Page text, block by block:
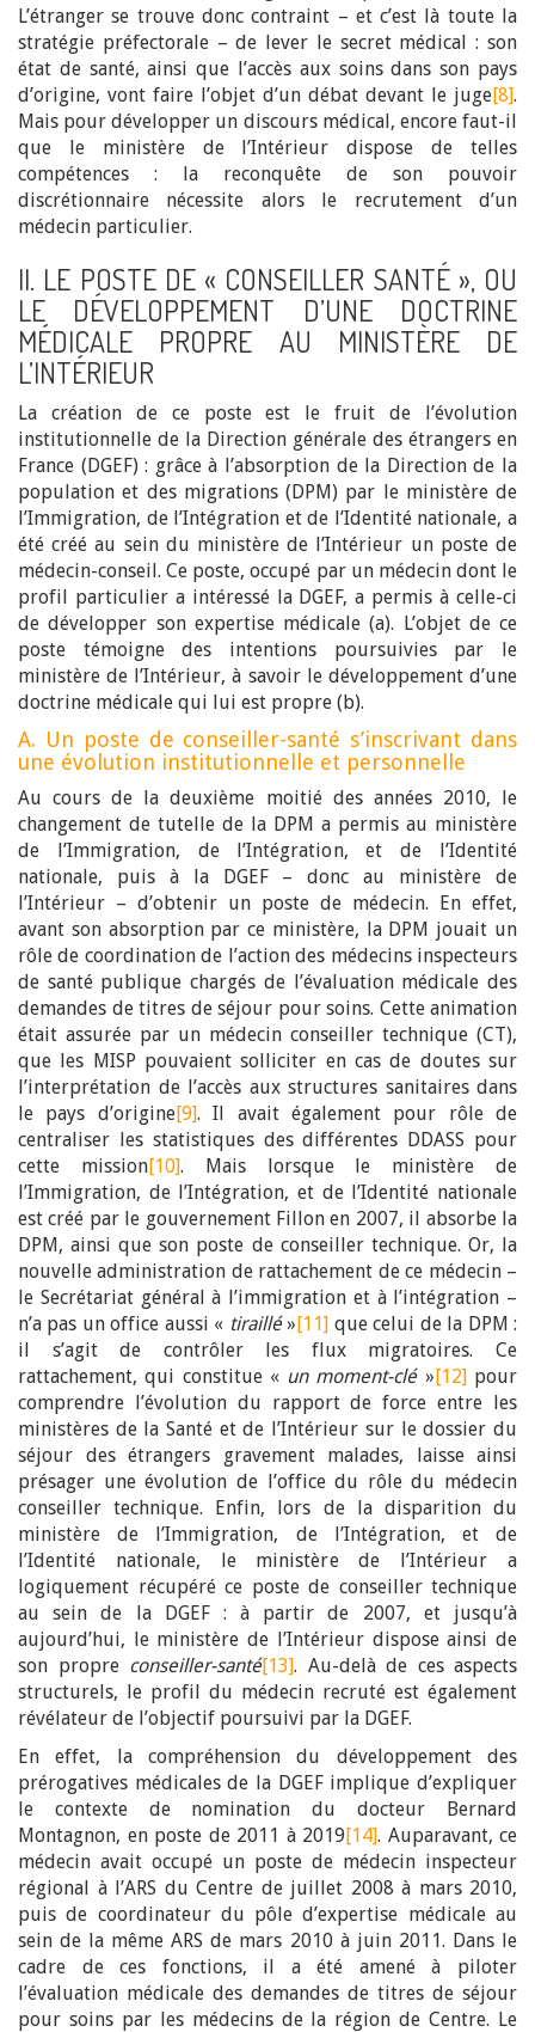
L’étranger se trouve donc contraint – et c’est là toute la
stratégie préfectorale – de lever le secret médical : son
état de santé, ainsi que l’accès aux soins dans son pays
d’origine, vont faire l’objet d’un débat devant le juge[8].
Mais pour développer un discours médical, encore faut-il
que le ministère de l’Intérieur dispose de telles
compétences : la reconquête de son pouvoir
discrétionnaire nécessite alors le recrutement d’un
médecin particulier.
II. LE POSTE DE « CONSEILLER SANTÉ », OU
LE DÉVELOPPEMENT D’UNE DOCTRINE
MÉDICALE PROPRE AU MINISTÈRE DE
L’INTÉRIEUR
La création de ce poste est le fruit de l’évolution
institutionnelle de la Direction générale des étrangers en
France (DGEF) : grâce à l’absorption de la Direction de la
population et des migrations (DPM) par le ministère de
l’Immigration, de l’Intégration et de l’Identité nationale, a
été créé au sein du ministère de l’Intérieur un poste de
médecin-conseil. Ce poste, occupé par un médecin dont le
profil particulier a intéressé la DGEF, a permis à celle-ci
de développer son expertise médicale (a). L’objet de ce
poste témoigne des intentions poursuivies par le
ministère de l’Intérieur, à savoir le développement d’une
doctrine médicale qui lui est propre (b).
A. Un poste de conseiller-santé s’inscrivant dans
une évolution institutionnelle et personnelle
Au cours de la deuxième moitié des années 2010, le
changement de tutelle de la DPM a permis au ministère
de l’Immigration, de l’Intégration, et de l’Identité
nationale, puis à la DGEF – donc au ministère de
l’Intérieur – d’obtenir un poste de médecin. En effet,
avant son absorption par ce ministère, la DPM jouait un
rôle de coordination de l’action des médecins inspecteurs
de santé publique chargés de l’évaluation médicale des
demandes de titres de séjour pour soins. Cette animation
était assurée par un médecin conseiller technique (CT),
que les MISP pouvaient solliciter en cas de doutes sur
l’interprétation de l’accès aux structures sanitaires dans
le pays d’origine[9]. Il avait également pour rôle de
centraliser les statistiques des différentes DDASS pour
cette mission[10]. Mais lorsque le ministère de
l’Immigration, de l’Intégration, et de l’Identité nationale
est créé par le gouvernement Fillon en 2007, il absorbe la
DPM, ainsi que son poste de conseiller technique. Or, la
nouvelle administration de rattachement de ce médecin –
le Secrétariat général à l’immigration et à l’intégration –
n’a pas un office aussi « tiraillé»[11] que celui de la DPM :
il s’agit de contrôler les flux migratoires. Ce
rattachement, qui constitue « un moment-clé»[12]pour
comprendre l’évolution du rapport de force entre les
ministères de la Santé et de l’Intérieur sur le dossier du
séjour des étrangers gravement malades, laisse ainsi
présager une évolution de l’office du rôle du médecin
conseiller technique. Enfin, lors de la disparition du
ministère de l’Immigration, de l’Intégration, et de
l’Identité nationale, le ministère de l’Intérieur a
logiquement récupéré ce poste de conseiller technique
au sein de la DGEF : à partir de 2007, et jusqu’à
aujourd’hui, le ministère de l’Intérieur dispose ainsi de
son propre conseiller-santé[13]. Au-delà de ces aspects
structurels, le profil du médecin recruté est également
révélateur de l’objectif poursuivi par la DGEF.
En effet, la compréhension du développement des
prérogatives médicales de la DGEF implique d’expliquer
le contexte de nomination du docteur Bernard
Montagnon, en poste de 2011 à 2019[14]. Auparavant, ce
médecin avait occupé un poste de médecin inspecteur
régional à l’ARS du Centre de juillet 2008 à mars 2010,
puis de coordinateur du pôle d’expertise médicale au
sein de la même ARS de mars 2010 à juin 2011. Dans le
cadre de ces fonctions, il a été amené à piloter
l’évaluation médicale des demandes de titres de séjour
pour soins par les médecins de la région de Centre. Le